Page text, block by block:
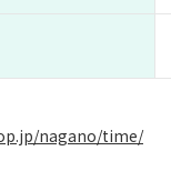
nagano/time/